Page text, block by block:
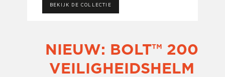
BEKIJK DE COLLECTIE
NIEUW: BOLT™ 200
VEILIGHEIDSHELM